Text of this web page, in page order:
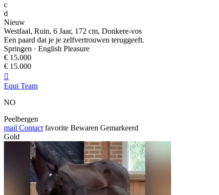
c
d
Nieuw
Westfaal, Ruin, 6 Jaar, 172 cm, Donkere-vos
Een paard dat je je zelfvertrouwen teruggeeft.
Springen · English Pleasure
€ 15.000
€ 15.000

Equi Team
NO
Peelbergen
mail Contact favorite Bewaren Gemarkeerd
Gold